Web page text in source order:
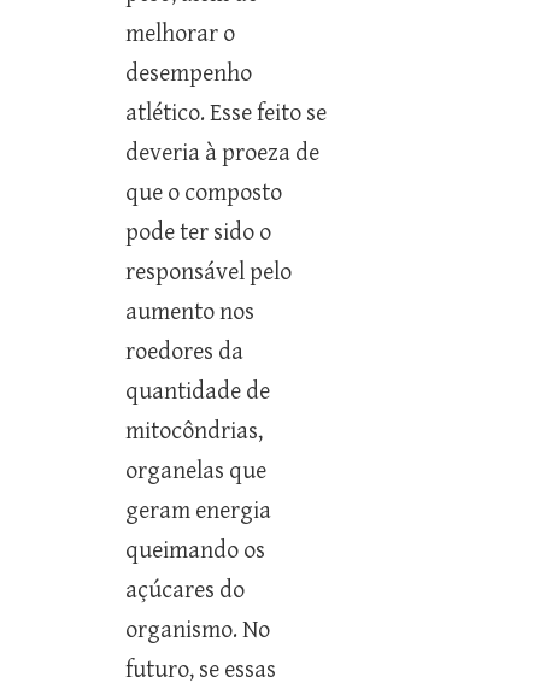
melhorar o
desempenho
atlético. Esse feito se
deveria à proeza de
que o composto
pode ter sido o
responsável pelo
aumento nos
roedores da
quantidade de
mitocôndrias,
organelas que
geram energia
queimando os
açúcares do
organismo. No
futuro, se essas